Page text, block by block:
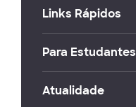
Links Rápidos
Para Estudantes
Atualidade